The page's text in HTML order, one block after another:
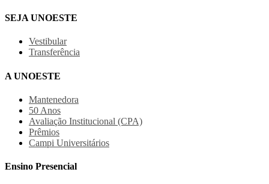
SEJA UNOESTE
Vestibular
Transferência
A UNOESTE
Mantenedora
50 Anos
Avaliação Institucional (CPA)
Prêmios
Campi Universitários
Ensino Presencial